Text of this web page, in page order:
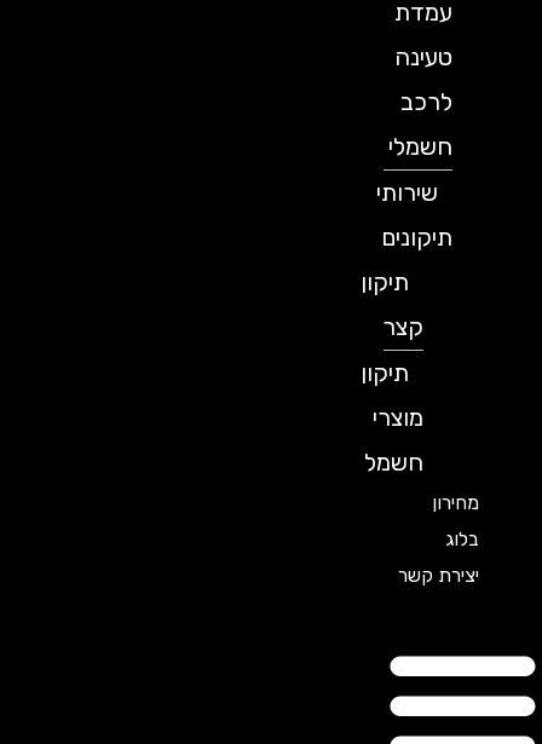
עמדת
טעינה
לרכב
חשמלי
שירותי
תיקונים
תיקון
תיקון
מוצרי
חשמל
מחירון
יצירת קשר